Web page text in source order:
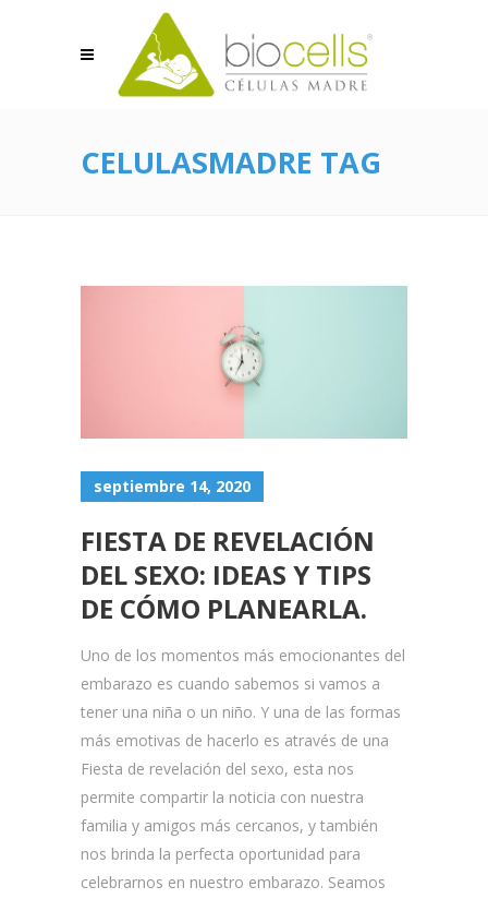
CELULASMADRE TAG
septiembre 14, 2020
FIESTA DE REVELACIÓN
DEL SEXO: IDEAS Y TIPS
DE CÓMO PLANEARLA.
Uno de los momentos más emocionantes del
embarazo es cuando sabemos si vamos a
tener una niña o un niño. Y una de las formas
más emotivas de hacerlo es através de una
Fiesta de revelación del sexo, esta nos
permite compartir la noticia con nuestra
familia y amigos más cercanos, y también
nos brinda la perfecta oportunidad para
celebrarnos en nuestro embarazo. Seamos